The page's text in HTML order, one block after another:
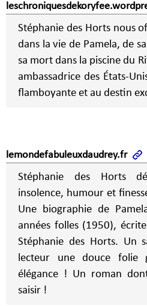
Stéphanie des Horts nous
dans la vie de Pamela, de
sa mort dans la piscine du
ambassadrice des États-
flamboyante et au destin
lemondefabuleuxdaudrey.fr
Stéphanie des Horts
insolence, humour et
Une biographie de
années folles (1950),
Stéphanie des Horts. Un
lecteur une douce folie
élégance ! Un roman dont il faut absolument vous
saisir !